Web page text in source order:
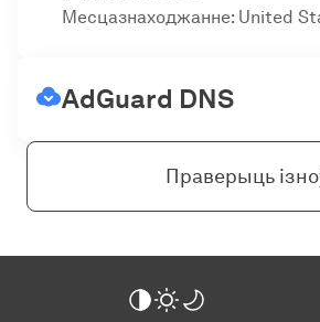
Месцазнаходжанне: United
AdGuard DNS
Праверыць